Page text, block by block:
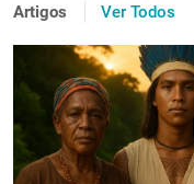
Artigos Ver Todos